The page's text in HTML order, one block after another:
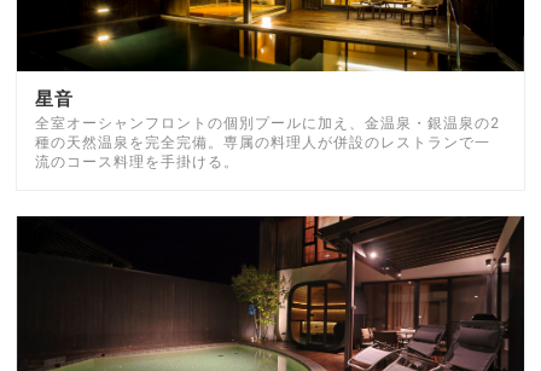
星音
全室オーシャンフロントの個別プールに加え、金温泉・銀温泉の2
種の天然温泉を完全完備。専属の料理人が併設のレストランで一
流のコース料理を手掛ける。